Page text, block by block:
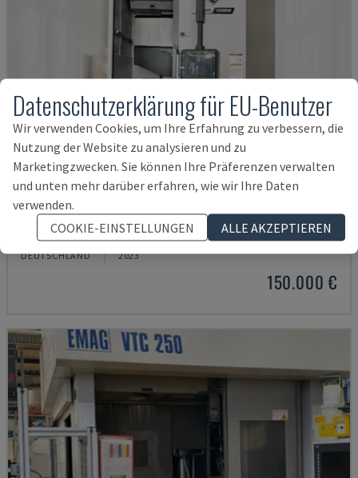
PUMA V8300MR
DN SOLUTIONS - VERTIKAL-DREHMASCHINE
DEUTSCHLAND 2023
150.000 €
Datenschutzerklärung für EU-Benutzer
Wir verwenden Cookies, um Ihre Erfahrung zu verbessern, die
Nutzung der Website zu analysieren und zu
Marketingzwecken. Sie können Ihre Präferenzen verwalten
und unten mehr darüber erfahren, wie wir Ihre Daten
verwenden.
COOKIE-EINSTELLUNGEN
ALLE AKZEPTIEREN